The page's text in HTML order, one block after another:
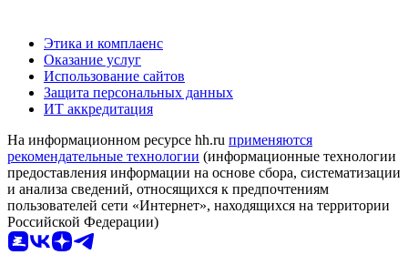
Этика и комплаенс
Оказание услуг
Использование сайтов
Защита персональных данных
ИТ аккредитация
На информационном ресурсе hh.ru применяются
рекомендательные технологии (информационные технологии
предоставления информации на основе сбора, систематизации
и анализа сведений, относящихся к предпочтениям
пользователей сети «Интернет», находящихся на территории
Российской Федерации)